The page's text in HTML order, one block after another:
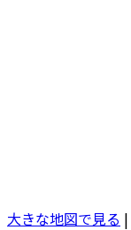
大きな地図で見る |